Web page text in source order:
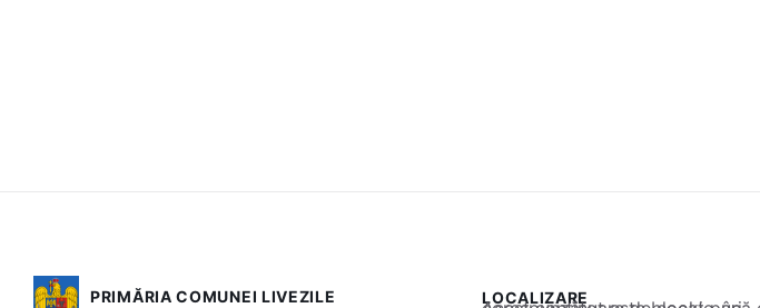
PRIMĂRIA COMUNEI LIVEZILE LOCALIZARE